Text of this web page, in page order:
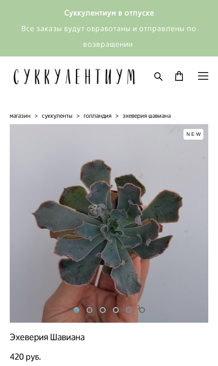
Суккулентиум в отпуске
Все заказы будут обработаны и отправлены по
возвращении
магазин > суккуленты > голландия > эхеверия шавиана
NEW
Эхеверия Шавиана
420 pуб.